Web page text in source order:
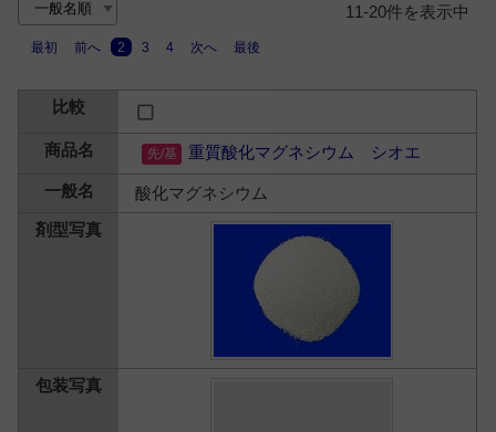
11-20件を表示中
最初 前へ 2 3 4 次へ 最後
重質酸化マグネシウム シオエ
酸化マグネシウム